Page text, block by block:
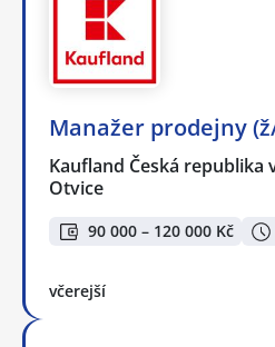
Manažer prodejny
Kaufland Česká republika
Otvice
90 000 – 120 000 Kč
včerejší